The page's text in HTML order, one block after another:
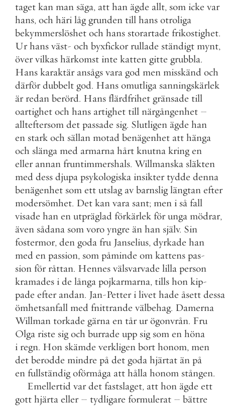
taget kan man säga, att han ägde allt, som icke var
hans, och häri låg grunden till hans otroliga
bekymmerslöshet och hans storartade frikostighet.
Ur hans väst- och byxfickor rullade ständigt mynt,
över vilkas härkomst inte katten gitte grubbla.
Hans karaktär ansågs vara god men misskänd och
därför dubbelt god. Hans omutliga sanningskärlek
är redan berörd. Hans flärdfrihet gränsade till
oartighet och hans artighet till närgångenhet –
allteftersom det passade sig. Slutligen ägde han
en stark och sällan motad benägenhet att hänga
och slänga med armarna hårt knutna kring en
eller annan fruntimmershals. Willmanska släkten
med dess djupa psykologiska insikter tydde denna
benägenhet som ett utslag av barnslig längtan efter
modersömhet. Det kan vara sant; men i så fall
visade han en utpräglad förkärlek för unga mödrar,
även sådana som voro yngre än han själv. Sin
fostermor, den goda fru Janselius, dyrkade han
med en passion, som påminde om kattens pas-
sion för råttan. Hennes välsvarvade lilla person
kramades i de långa pojkarmarna, tills hon kip-
pade efter andan. Jan-Petter i livet hade åsett dessa
ömhetsanfall med fnittrande välbehag. Damerna
Willman torkade gärna en tår ur ögonvrån. Fru
Olga riste sig och burrade upp sig som en höna
i regn. Hon skämde verkligen bort honom, men
det berodde mindre på det goda hjärtat än på
en fullständig oförmåga att hålla honom stången.
Emellertid var det fastslaget, att hon ägde ett
gott hjärta eller – tydligare formulerat – bättre